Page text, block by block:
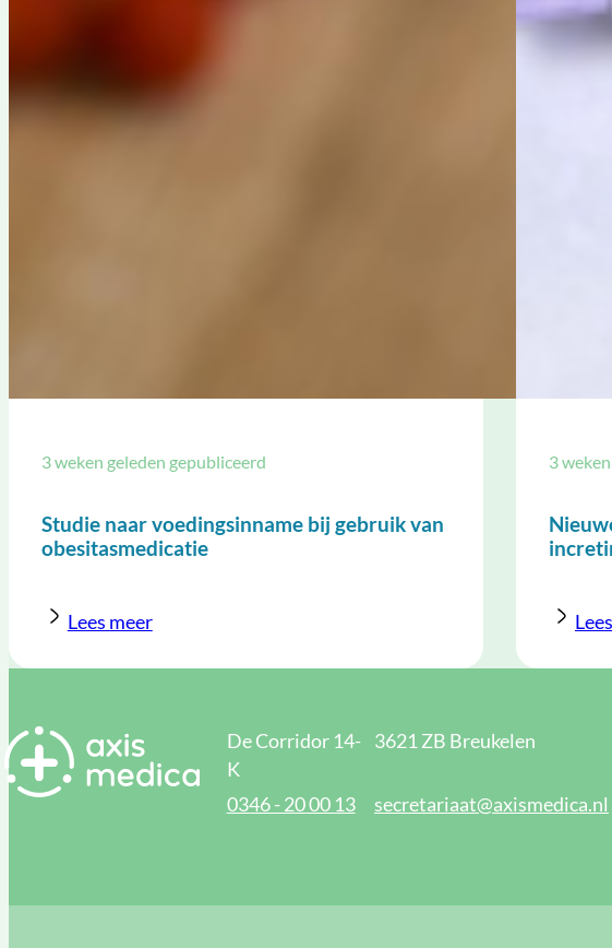
Studie naar voedingsinname bij gebruik van
obesitasmedicatie
3 weken geleden gepubliceerd
Lees meer
3
De Corridor 14-
K
3621 ZB Breukelen
0346 - 20 00 13 secretariaat@axismedica.nl